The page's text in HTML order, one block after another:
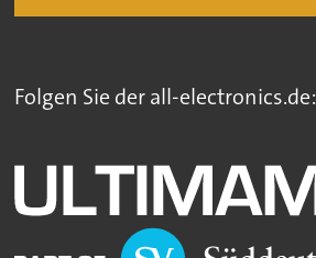
Folgen Sie der all-electronics.de: